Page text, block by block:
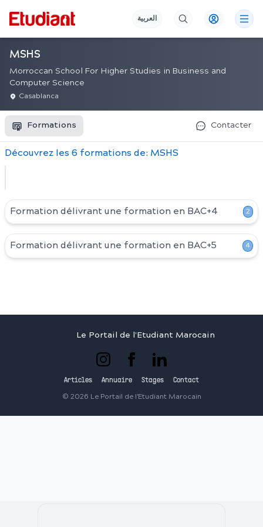
العربية
MSHS
Morroccan School For Higher Studies in Business and
Computer Science
Casablanca
Formations Contacter
Découvrez les 6 formations de: MSHS
Formation délivrant une formation en BAC+4 2
Formation délivrant une formation en BAC+5 4
Le Portail de l'Etudiant Marocain
Articles Annuaire Stages Contact
© 2026 Le Portail de l'Etudiant Marocain